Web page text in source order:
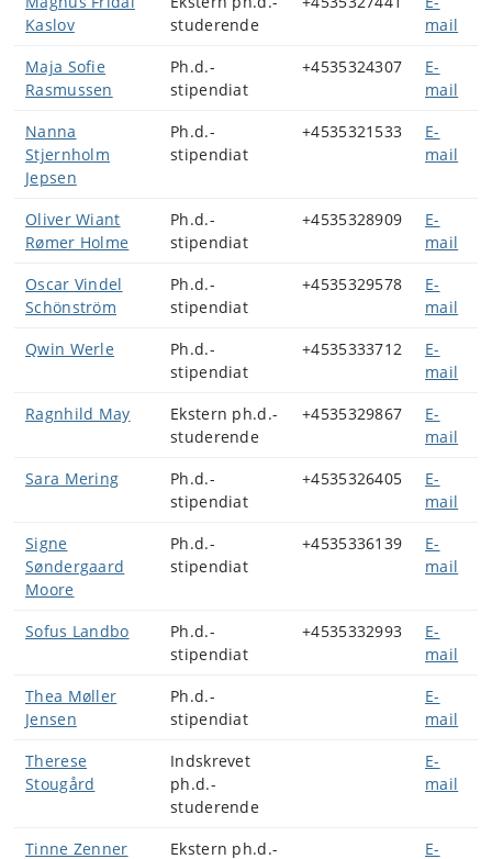
Kaslov
studerende
mail
Maja Sofie
Rasmussen
Ph.d.-
stipendiat
+4535324307
E-
mail
Nanna
Stjernholm
Jepsen
Ph.d.-
stipendiat
+4535321533
E-
mail
Oliver Wiant
Rømer Holme
Ph.d.-
stipendiat
+4535328909
E-
mail
Oscar Vindel
Schönström
Ph.d.-
stipendiat
+4535329578
E-
mail
Qwin Werle
Ph.d.-
stipendiat
+4535333712
E-
mail
Ragnhild May
Ekstern ph.d.-
studerende
+4535329867
E-
mail
Sara Mering
Ph.d.-
stipendiat
+4535326405
E-
mail
Signe
Søndergaard
Moore
Ph.d.-
stipendiat
+4535336139
E-
mail
Sofus Landbo
Ph.d.-
stipendiat
+4535332993
E-
mail
Thea Møller
Jensen
Ph.d.-
stipendiat
E-
mail
Therese
Stougård
Indskrevet
ph.d.-
studerende
E-
mail
Tinne Zenner
Ekstern ph.d.-
E-